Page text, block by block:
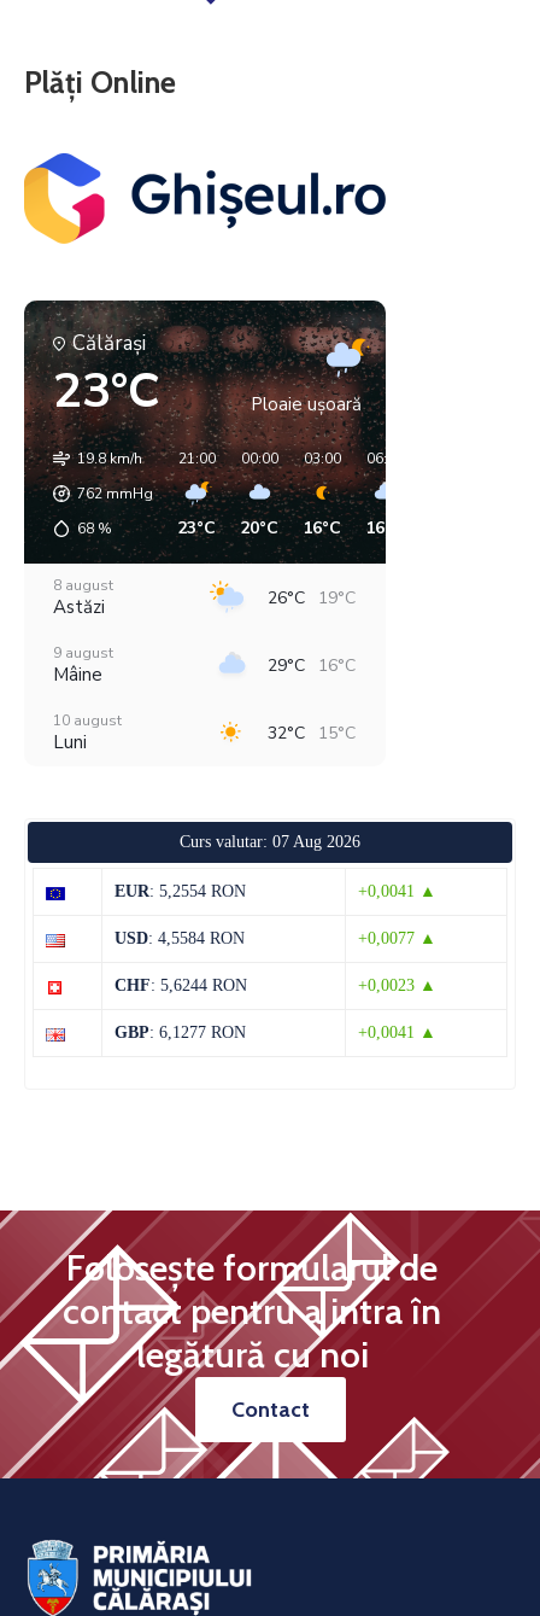
Plăți Online
Călăraşi
23°C Ploaie ușoară
19.8 km/h
762mmHg
68%
21:00
23°C
00:00
20°C
03:00
16°C
06:00
16°C
8 august
Astăzi 26°C 19°C
9 august
Mâine 29°C 16°C
10 august
Luni 32°C 15°C
29°C 20°C
Joi
14 august
Curs valutar: 07 Aug 2026
EUR: 5,2554 RON +0,0041 ▲
USD: 4,5584 RON +0,0077 ▲
CHF: 5,6244 RON +0,0023 ▲
GBP: 6,1277 RON +0,0041 ▲
Folosește formularul de
contact pentru a intra în
legătură cu noi
Contact